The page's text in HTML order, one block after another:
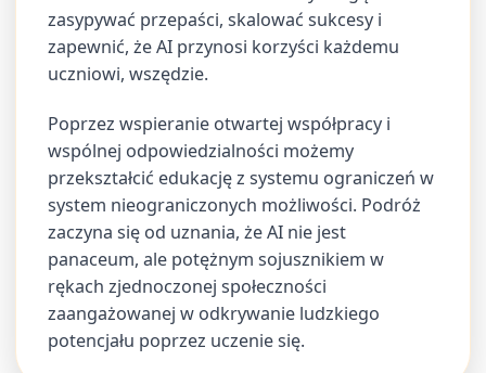
zasypywać przepaści, skalować sukcesy i
zapewnić, że AI przynosi korzyści każdemu
uczniowi, wszędzie.
Poprzez wspieranie otwartej współpracy i
wspólnej odpowiedzialności możemy
przekształcić edukację z systemu ograniczeń w
system nieograniczonych możliwości. Podróż
zaczyna się od uznania, że AI nie jest
panaceum, ale potężnym sojusznikiem w
rękach zjednoczonej społeczności
zaangażowanej w odkrywanie ludzkiego
potencjału poprzez uczenie się.